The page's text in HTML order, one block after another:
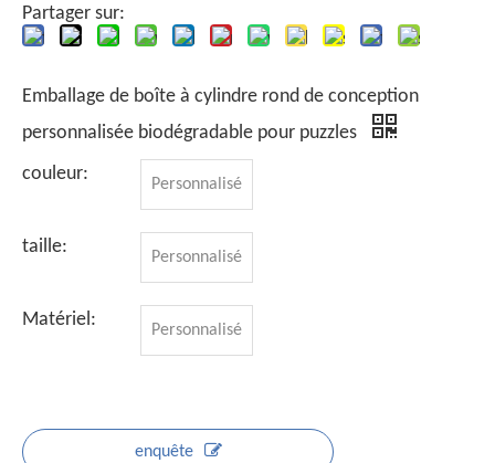
Partager sur:
Emballage de boîte à cylindre rond de conception
personnalisée biodégradable pour puzzles
couleur:
Personnalisé
taille: Personnalisé
Matériel: Personnalisé
enquête